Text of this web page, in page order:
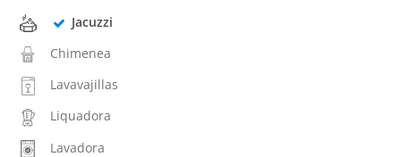
Jacuzzi
Chimenea
Lavavajillas
Liquadora
Lavadora